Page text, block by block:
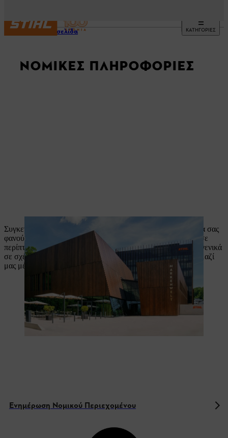
ΚΑΤΗΓΟΡΙΕΣ
Αρχική σελίδα
ΝΟΜΙΚΈΣ ΠΛΗΡΟΦΟΡΊΕΣ
Συγκεντρώσαμε για εσάς νομικές πληροφορίες που μπορεί να σας
φανούν χρήσιμες κατά την αγορά ενός από τα προϊόντα μας, σε
περίπτωση που ενδιαφέρεστε για ένα από τα προϊόντα μας ή γενικά
σε σχέση με την STIHL. Εάν έχετε απορίες, επικοινωνήστε μαζί
μας μέσω e-mail στη διεύθυνση
info@stihl.gr
Ενημέρωση Νομικού Περιεχομένου